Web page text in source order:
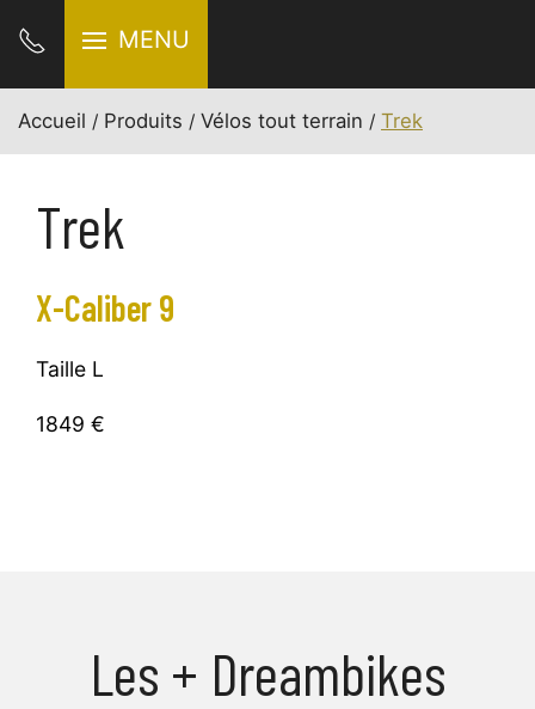
MENU
Accueil Produits Vélos tout terrain Trek
Trek
X-Caliber 9
Taille L
1849 €
Les + Dreambikes